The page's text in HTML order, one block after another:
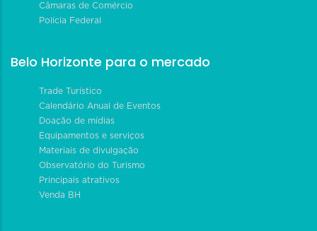
Câmaras de Comércio
Polícia Federal
Belo Horizonte para o mercado
Trade Turístico
Calendário Anual de Eventos
Doação de mídias
Equipamentos e serviços
Materiais de divulgação
Observatório do Turismo
Principais atrativos
Venda BH